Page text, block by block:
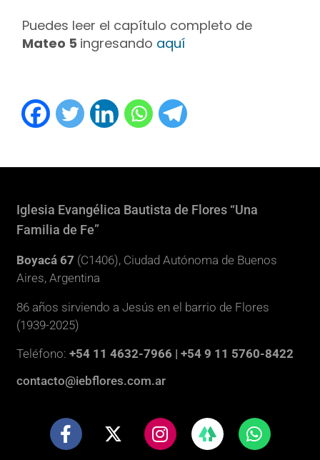
Puedes leer el capítulo completo de
Mateo 5 ingresando aquí
Iglesia Evangélica Bautista de Flores “Una
Familia de Fe”
Boyacá 67 (C1406), Ciudad Autónoma de Buenos
Aires, Argentina
86 años sirviendo a Jesús en el barrio de Flores
(1939-2025)
Teléfono:+54 11 4632-7966 | +54 9 11 5760-8422
contacto@iebflores.com.ar
F
a
X
-
I
n
W
h